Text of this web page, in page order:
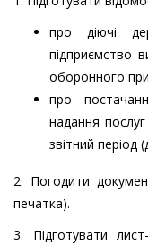
про діючі
підприємство
оборонного
про
надання
звітний період
2. Погодити
печатка).
3. Підготувати